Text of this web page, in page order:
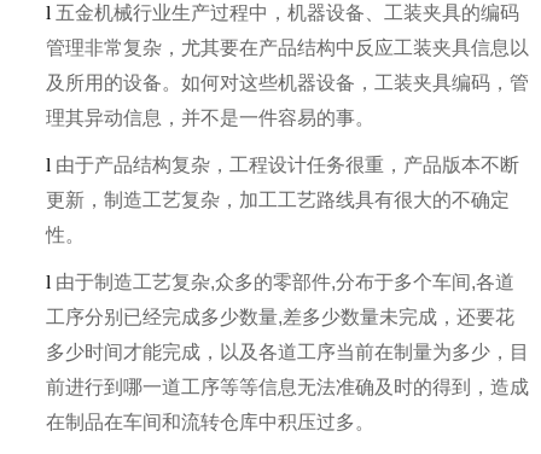
l 五金机械行业生产过程中，机器设备、工装夹具的编码
管理非常复杂，尤其要在产品结构中反应工装夹具信息以
及所用的设备。如何对这些机器设备，工装夹具编码，管
理其异动信息，并不是一件容易的事。
l 由于产品结构复杂，工程设计任务很重，产品版本不断
更新，制造工艺复杂，加工工艺路线具有很大的不确定
性。
l 由于制造工艺复杂,众多的零部件,分布于多个车间,各道
工序分别已经完成多少数量,差多少数量未完成，还要花
多少时间才能完成，以及各道工序当前在制量为多少，目
前进行到哪一道工序等等信息无法准确及时的得到，造成
在制品在车间和流转仓库中积压过多。